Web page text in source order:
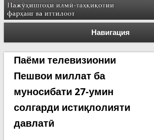
Навигация
Паёми телевизионии
Пешвои миллат ба
муносибати 27-умин
солгарди истиқлолияти
давлатӣ